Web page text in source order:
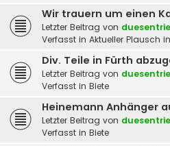
Wir trauern um einen
Letzter Beitrag von
Verfasst in Aktueller Plausch
Div. Teile in Fürth
Letzter Beitrag von
Verfasst in Biete
Heinemann Anhänger
Letzter Beitrag von
Verfasst in Biete